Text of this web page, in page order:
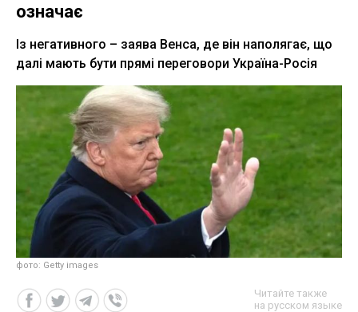
означає
Із негативного – заява Венса, де він наполягає, що
далі мають бути прямі переговори Україна-Росія
фото: Getty images
Читайте также
на русском языке